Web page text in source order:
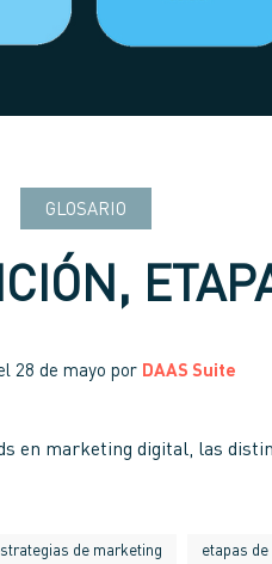
GLOSARIO
28 de mayo por DAAS Suite
en marketing digital, las
de marketing etapas